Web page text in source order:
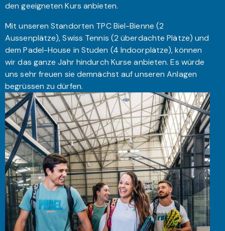
den geeigneten Kurs anbieten.
Mit unseren Standorten TPC Biel-Bienne (2
Aussenplätze), Swiss Tennis (2 überdachte Plätze) und
dem Padel-House in Studen (4 Indoorplätze), können
wir das ganze Jahr hindurch Kurse anbieten. Es würde
uns sehr freuen sie demnächst auf unseren Anlagen
begrüssen zu dürfen.